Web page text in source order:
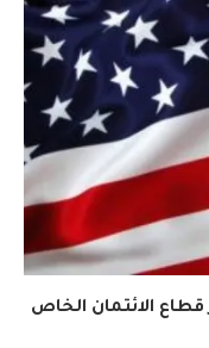
الائتمان الخاص